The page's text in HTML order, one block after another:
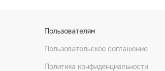
Пользователям
Пользовательское соглашение
Политика конфиденциальности